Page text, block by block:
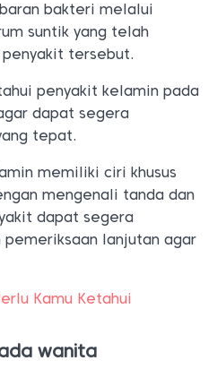
bakteri melalui
suntik yang telah
tersebut.
penyakit kelamin pada
dapat segera
tepat.
memiliki ciri khusus
mengenali tanda dan
dapat segera
lanjutan agar
Kamu Ketahui
wanita